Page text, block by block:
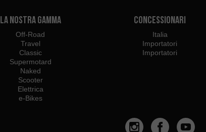
La Nostra Gamma
Off-Road
Travel
Classic
Supermotard
Naked
Scooter
Elettrica
e-Bikes
Concessionari
Italia
Importatori
Importatori